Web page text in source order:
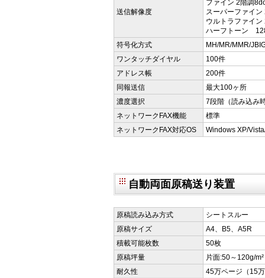
送信解像度
ファイン 2階調
スーパーファイ
ウルトラファイ
ハーフトーン
符号化方式
MH/MR/MMR/
ワンタッチダイヤル
100件
アドレス帳
200件
同報送信
最大100ヶ所
濃度選択
7段階（読み込み
ネットワークFAX機能
標準
ネットワークFAX対応OS
Windows XP/
自動両面原稿送り装置
原稿読み込み方式
シートスルー
原稿サイズ
A4、B5、A5R
積載可能枚数
50枚
原稿坪量
片面:50～120g/
耐久性
45万ページ（15